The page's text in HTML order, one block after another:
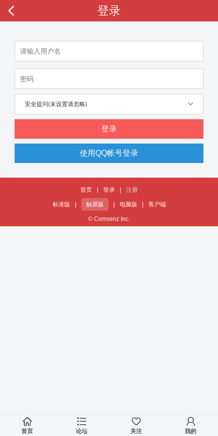
登录
安全提问(未设置请忽略)
登录
使用QQ帐号登录
首页 登录 注册
标准版 触屏版 电脑版 客户端
© Comsenz Inc.
首页 论坛 关注 我的